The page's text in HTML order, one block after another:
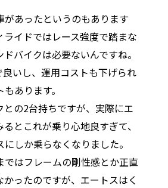
があったというのもあります
ライドではレース強度で踏まな
バイクは必要ないんですね。
いし、運用コストも下げられ
あります。
との2台持ちですが、実際にエ
とこれが乗り心地良すぎて、
しか乗らなくなりました。
ではフレームの剛性感とか正直
かったのですが、エートスはく